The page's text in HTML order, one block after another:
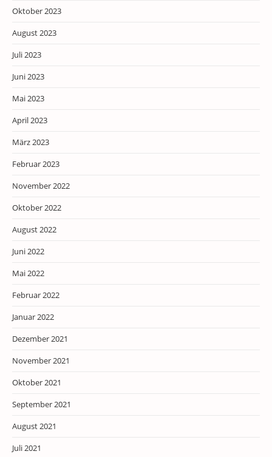
Oktober 2023
August 2023
Juli 2023
Juni 2023
Mai 2023
April 2023
März 2023
Februar 2023
November 2022
Oktober 2022
August 2022
Juni 2022
Mai 2022
Februar 2022
Januar 2022
Dezember 2021
November 2021
Oktober 2021
September 2021
August 2021
Juli 2021